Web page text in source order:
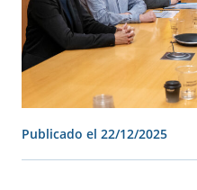
Publicado el 22/12/2025